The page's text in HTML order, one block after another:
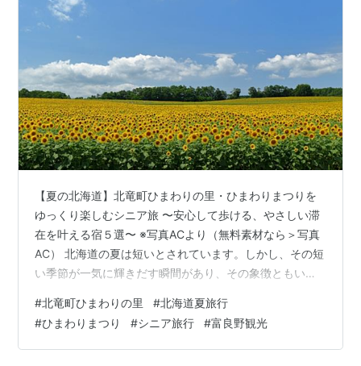
【夏の北海道】北竜町ひまわりの里・ひまわりまつりを
ゆっくり楽しむシニア旅 〜安心して歩ける、やさしい滞
在を叶える宿５選〜 ※写真ACより（無料素材なら＞写真
AC） 北海道の夏は短いとされています。しかし、その短
い季節が一気に輝きだす瞬間があり、その象徴ともいえ
る「ひまわりの里」です。 7月下旬から8月上旬にかけて
開催されるひまわりまつりは、北海道の夏を代表するイ
ベントとして知られており、視界いっぱいに広がる黄色
#北竜町ひまわりの里 #北海道夏旅行
#ひまわりまつり #シニア旅行 #富良野観光